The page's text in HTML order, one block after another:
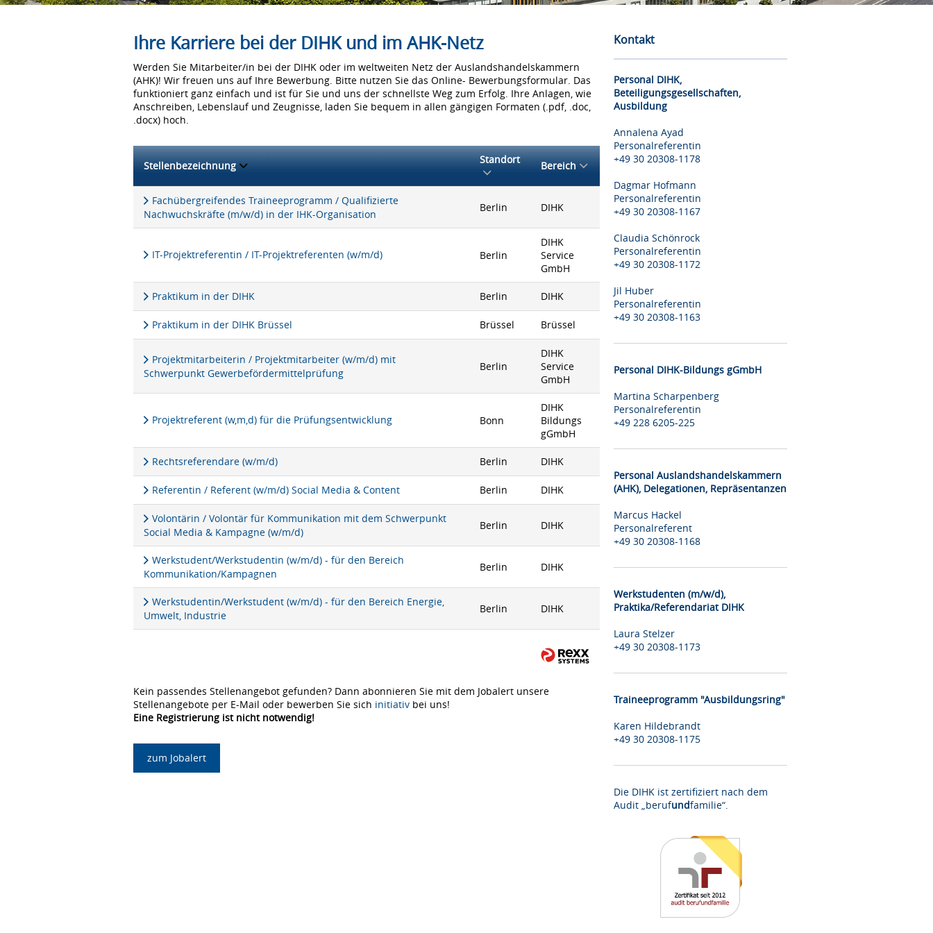
Ihre Karriere bei der DIHK und im AHK-Netz
Werden Sie Mitarbeiter/in bei der DIHK oder im weltweiten Netz der Auslandshandelskammern
(AHK)! Wir freuen uns auf Ihre Bewerbung. Bitte nutzen Sie das Online- Bewerbungsformular. Das
funktioniert ganz einfach und ist für Sie und uns der schnellste Weg zum Erfolg. Ihre Anlagen, wie
Anschreiben, Lebenslauf und Zeugnisse, laden Sie bequem in allen gängigen Formaten (.pdf, .doc,
.docx) hoch.
Stellenbezeichnung Standort Bereich
Fachübergreifendes Traineeprogramm / Qualifizierte
Nachwuchskräfte (m/w/d) in der IHK-Organisation
Berlin DIHK
IT-Projektreferentin / IT-Projektreferenten (w/m/d) Berlin
DIHK
Service
GmbH
Praktikum in der DIHK Berlin DIHK
Praktikum in der DIHK Brüssel Brüssel Brüssel
Projektmitarbeiterin / Projektmitarbeiter (w/m/d) mit
Schwerpunkt Gewerbefördermittelprüfung
Berlin
DIHK
Service
GmbH
Projektreferent (w,m,d) für die Prüfungsentwicklung Bonn
DIHK
Bildungs
gGmbH
Rechtsreferendare (w/m/d) Berlin DIHK
Referentin / Referent (w/m/d) Social Media & Content Berlin DIHK
Volontärin / Volontär für Kommunikation mit dem Schwerpunkt
Social Media & Kampagne (w/m/d)
Berlin DIHK
Werkstudent/Werkstudentin (w/m/d) - für den Bereich
Kommunikation/Kampagnen
Berlin DIHK
Werkstudentin/Werkstudent (w/m/d) - für den Bereich Energie,
Umwelt, Industrie
Berlin DIHK
Kein passendes Stellenangebot gefunden? Dann abonnieren Sie mit dem Jobalert unsere
Stellenangebote per E-Mail oder bewerben Sie sich initiativ bei uns!
Eine Registrierung ist nicht notwendig!
zum Jobalert
Kontakt
Personal DIHK,
Beteiligungsgesellschaften,
Ausbildung
Annalena Ayad
Personalreferentin
+49 30 20308-1178
Dagmar Hofmann
Personalreferentin
+49 30 20308-1167
Claudia Schönrock
Personalreferentin
+49 30 20308-1172
Jil Huber
Personalreferentin
+49 30 20308-1163
Personal DIHK-Bildungs gGmbH
Martina Scharpenberg
Personalreferentin
+49 228 6205-225
Personal Auslandshandelskammern
(AHK), Delegationen, Repräsentanzen
Marcus Hackel
Personalreferent
+49 30 20308-1168
Werkstudenten (m/w/d),
Praktika/Referendariat DIHK
Laura Stelzer
+49 30 20308-1173
Traineeprogramm "Ausbildungsring"
Karen Hildebrandt
+49 30 20308-1175
Die DIHK ist zertifiziert nach dem
Audit „berufundfamilie“.